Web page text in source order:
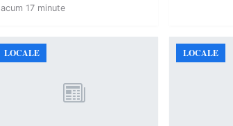
Fonic, Zdob și Zdub și Fuego
acum 17 minute
LOCALE LOCALE